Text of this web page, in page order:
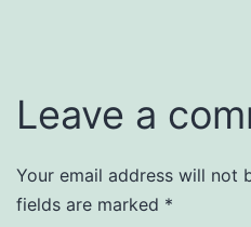
Leave a
Your email address will not
fields are marked *